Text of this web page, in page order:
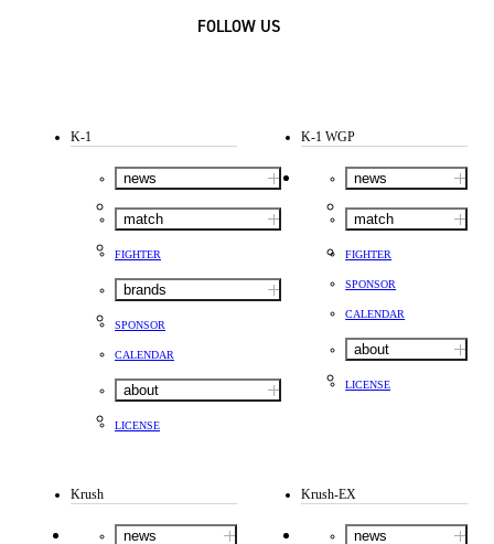
FOLLOW US
K-1
news
match
FIGHTER
brands
SPONSOR
CALENDAR
about
LICENSE
K-1 WGP
news
match
FIGHTER
SPONSOR
CALENDAR
about
LICENSE
Krush
news
Krush-EX
news